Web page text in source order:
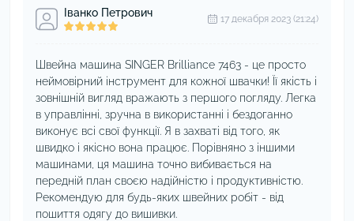
Іванко Петрович 17 декабря 2023 (21:24)
Швейна машина SINGER Brilliance 7463 - це просто
неймовірний інструмент для кожної швачки! Її якість і
зовнішній вигляд вражають з першого погляду. Легка
в управлінні, зручна в використанні і бездоганно
виконує всі свої функції. Я в захваті від того, як
швидко і якісно вона працює. Порівняно з іншими
машинами, ця машина точно вибивається на
передній план своєю надійністю і продуктивністю.
Рекомендую для будь-яких швейних робіт - від
пошиття одягу до вишивки.